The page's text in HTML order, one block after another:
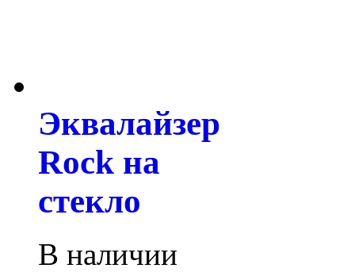
Эквалайзер
Rock на
стекло
В наличии